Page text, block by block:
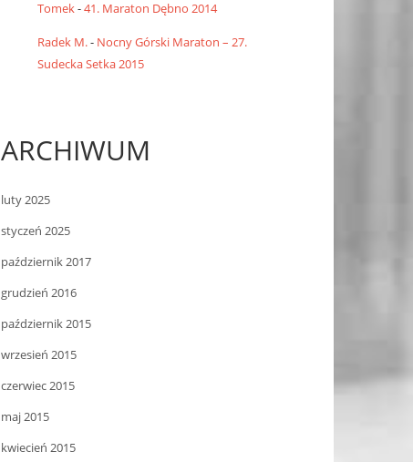
Tomek-41. Maraton Dębno 2014
Radek M.- Nocny Górski Maraton – 27.
Sudecka Setka 2015
ARCHIWUM
luty 2025
styczeń 2025
październik 2017
grudzień 2016
październik 2015
wrzesień 2015
czerwiec 2015
maj 2015
kwiecień 2015